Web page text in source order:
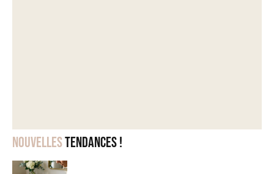
Nouvellestendances !